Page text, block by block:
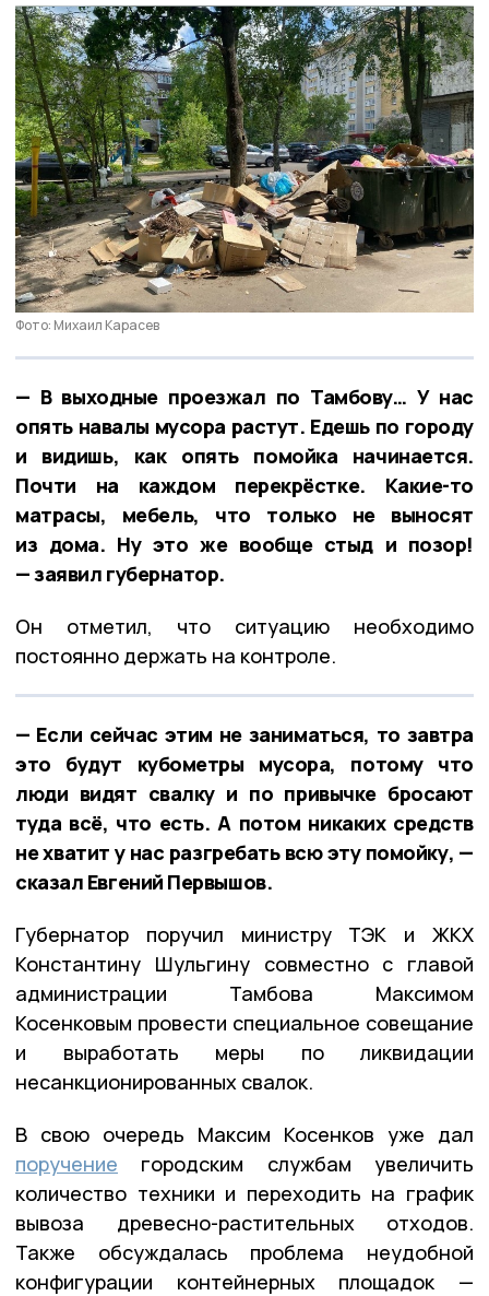
Фото: Михаил Карасев
— В выходные проезжал по Тамбову… У нас
опять навалы мусора растут. Едешь по городу
и видишь, как опять помойка начинается.
Почти на каждом перекрёстке. Какие-то
матрасы, мебель, что только не выносят
из дома. Ну это же вообще стыд и позор!
— заявил губернатор.
Он отметил, что ситуацию необходимо
постоянно держать на контроле.
— Если сейчас этим не заниматься, то завтра
это будут кубометры мусора, потому что
люди видят свалку и по привычке бросают
туда всё, что есть. А потом никаких средств
не хватит у нас разгребать всю эту помойку, —
сказал Евгений Первышов.
Губернатор поручил министру ТЭК и ЖКХ
Константину Шульгину совместно с главой
администрации Тамбова Максимом
Косенковым провести специальное совещание
и выработать меры по ликвидации
несанкционированных свалок.
В свою очередь Максим Косенков уже дал
поручение городским службам увеличить
количество техники и переходить на график
вывоза древесно-растительных отходов.
Также обсуждалась проблема неудобной
конфигурации контейнерных площадок —